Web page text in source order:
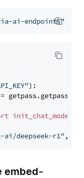
ai-endpoints"
):
getpass.getpass(
init_chat_model
ai/deepseek-r1" ,
embed-